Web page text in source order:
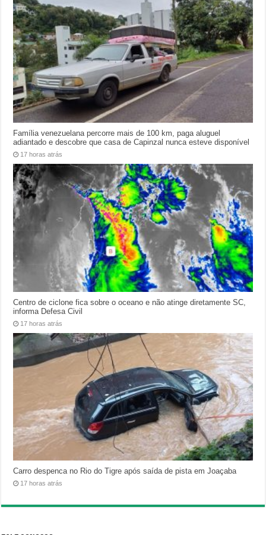
Família venezuelana percorre mais de 100 km, paga aluguel
adiantado e descobre que casa de Capinzal nunca esteve disponível
17 horas atrás
Centro de ciclone fica sobre o oceano e não atinge diretamente SC,
informa Defesa Civil
17 horas atrás
Carro despenca no Rio do Tigre após saída de pista em Joaçaba
17 horas atrás